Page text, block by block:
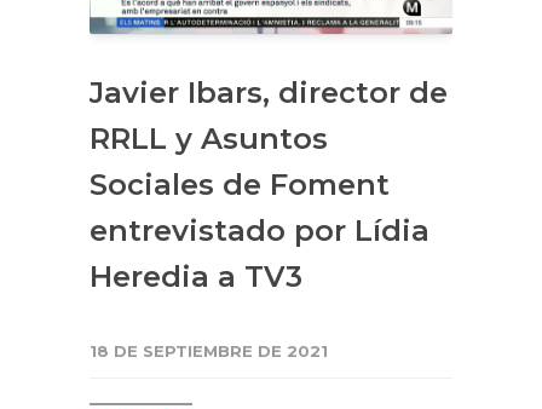
Javier Ibars, director de
RRLL y Asuntos
Sociales de Foment
entrevistado por Lídia
Heredia a TV3
18 DE SEPTIEMBRE DE 2021